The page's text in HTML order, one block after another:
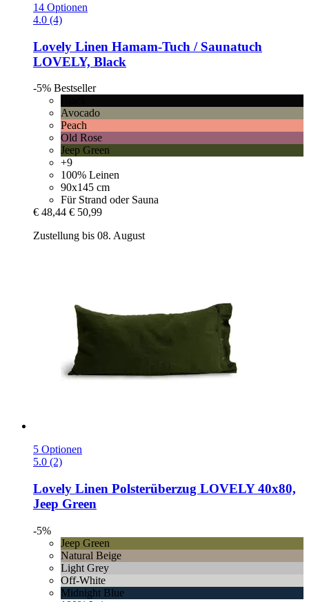
14 Optionen
4.0 (4)
Lovely Linen Hamam-​Tuch / Saunatuch
LOVELY, Black
-5% Bestseller
Avocado
Peach
Old Rose
Jeep Green
+9
100% Leinen
90x145 cm
Für Strand oder Sauna
€ 48,44 € 50,99
Zustellung bis 08. August
5 Optionen
5.0 (2)
Lovely Linen Polsterüberzug LOVELY 40x80,
Jeep Green
-5%
Jeep Green
Natural Beige
Light Grey
Off-White
Midnight Blue